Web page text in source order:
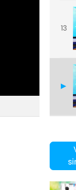
13
15